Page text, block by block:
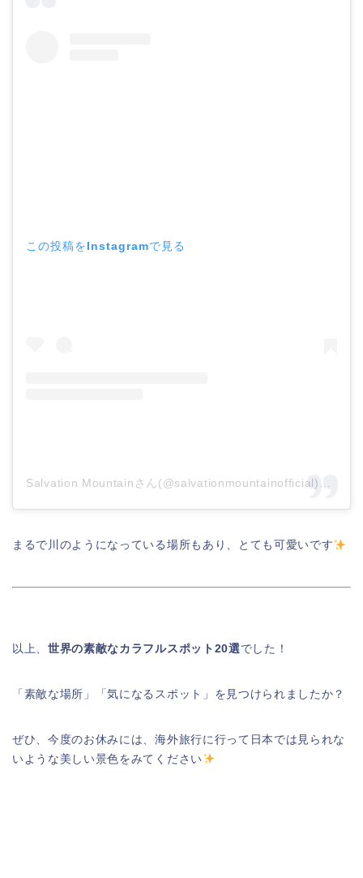
この投稿をInstagramで見る
Salvation Mountainさん(@salvationmountainofficial)がシェアした投稿
まるで川のようになっている場所もあり、とても可愛いです
以上、世界の素敵なカラフルスポット20選でした！
「素敵な場所」「気になるスポット」を見つけられましたか？
ぜひ、今度のお休みには、海外旅行に行って日本では見られな
いような美しい景色をみてください